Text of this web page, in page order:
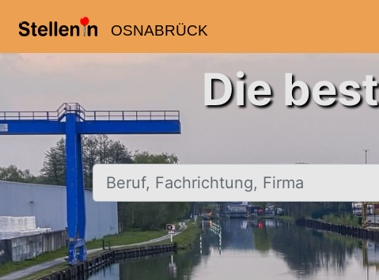
OSNABRÜCK
Die
Beruf, Fachrichtung, Firma